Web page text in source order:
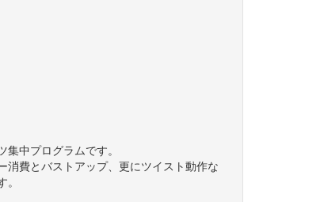
中プログラムです。
消費とバストアップ、更にツイスト動作な